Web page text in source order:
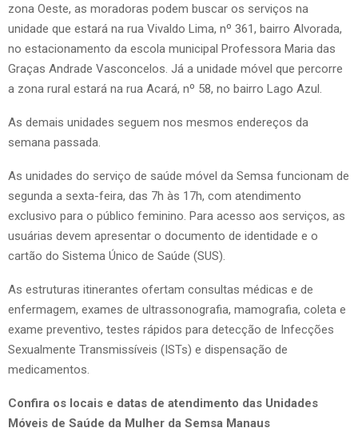
zona Oeste, as moradoras podem buscar os serviços na
unidade que estará na rua Vivaldo Lima, nº 361, bairro Alvorada,
no estacionamento da escola municipal Professora Maria das
Graças Andrade Vasconcelos. Já a unidade móvel que percorre
a zona rural estará na rua Acará, nº 58, no bairro Lago Azul.
As demais unidades seguem nos mesmos endereços da
semana passada.
As unidades do serviço de saúde móvel da Semsa funcionam de
segunda a sexta-feira, das 7h às 17h, com atendimento
exclusivo para o público feminino. Para acesso aos serviços, as
usuárias devem apresentar o documento de identidade e o
cartão do Sistema Único de Saúde (SUS).
As estruturas itinerantes ofertam consultas médicas e de
enfermagem, exames de ultrassonografia, mamografia, coleta e
exame preventivo, testes rápidos para detecção de Infecções
Sexualmente Transmissíveis (ISTs) e dispensação de
medicamentos.
Confira os locais e datas de atendimento das Unidades
Móveis de Saúde da Mulher da Semsa Manaus